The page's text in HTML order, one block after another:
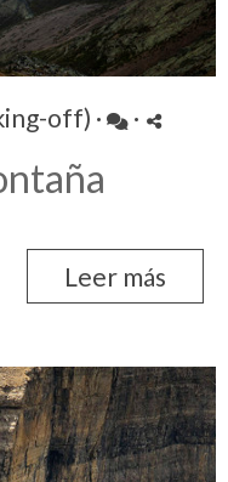
off) · ·
Leer más